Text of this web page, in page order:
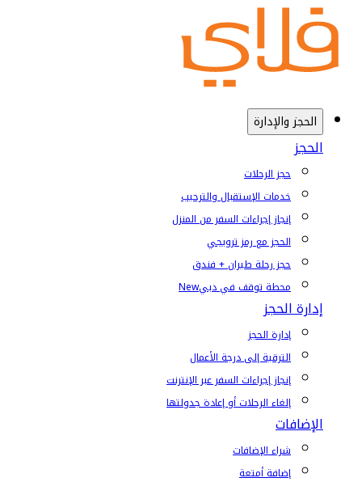
الحجز والإدارة
الحجز
حجز الرحلات
خدمات الإستقبال والترحيب
إنجاز إجراءات السفر من المنزل
الحجز مع رمز ترويجي
حجز رحلة طيران + فندق
محطة توقف في دبيNew
إدارة الحجز
إدارة الحجز
الترقية إلى درجة الأعمال
إنجاز إجراءات السفر عبر الإنترنت
إلغاء الرحلات أو إعادة جدولتها
الإضافات
شراء الإضافات
إضافة أمتعة